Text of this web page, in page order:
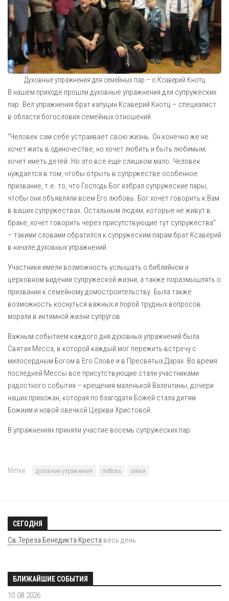
Духовные упражнения для семейных пар – о.Ксаверий Кнотц
В нашем приходе прошли духовные упражнения для супружеских
пар. Вел упражнения брат капуцин Ксаверий Кнотц – специалист
в области богословия семейных отношений.
“Человек сам себе устраивает свою жизнь. Он конечно же не
хочет жить в одиночестве, но хочет любить и быть любимым;
хочет иметь детей. Но это все еще слишком мало. Человек
нуждается в том, чтобы отрыть в супружестве особенное
призвание, т.е. то, что Господь Бог избрал супружеские пары,
чтобы они объявляли всем Его любовь. Бог хочет говорить к Вам
в ваших супружествах. Остальным людям, которые не живут в
браке, хочет говорить через присутствующие тут супружества”
– такими словами обратился к супружеским парам брат Ксаверий
в начале духовных упражнений.
Участники имели возможность услышать о библийном и
церковном видении супружеской жизни, а также поразмышлять о
призвании к семейному домостроительству. Была также
возможность коснуться важных и порой трудных вопросов
морали в интимной жизни супругов.
Важным событием каждого дня духовных упражнений была
Святая Месса, в которой каждый мог пережить встречу с
милосердным Богом в Его Слове и в Пресвятых Дарах. Во время
последней Мессы все присутствующие стали участниками
радостного события – крещения маленькой Валентины, дочери
наших прихожан, которая по благодати Божей стала дитям
Божиим и новой овечкой Церкви Христовой.
В упражнениях приняли участие восемь супружеских пар.
Метки: духовные упражнения любовь семья
СЕГОДНЯ
Св.Тереза Бенедикта Креста весь день
БЛИЖАЙШИЕ СОБЫТИЯ
10.08.2026